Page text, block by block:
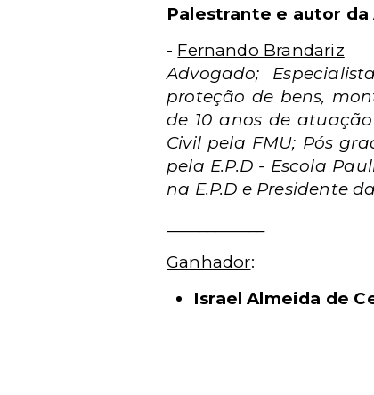
Palestrante e autor
- Fernando Brandariz
Advogado;
proteção de bens,
de 10 anos de
Civil pela FMU; Pós
pela E.P.D - Escola
na E.P.D e Presidente
Ganhador:
Israel Almeida de